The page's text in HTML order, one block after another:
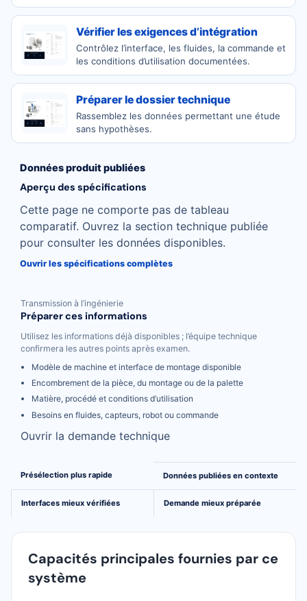
Vérifier les exigences d’intégration
Contrôlez l’interface, les fluides, la commande et
les conditions d’utilisation documentées.
Préparer le dossier technique
Rassemblez les données permettant une étude
sans hypothèses.
Données produit publiées
Aperçu des spécifications
Cette page ne comporte pas de tableau
comparatif. Ouvrez la section technique publiée
pour consulter les données disponibles.
Ouvrir les spécifications complètes
Transmission à l’ingénierie
Préparer ces informations
Utilisez les informations déjà disponibles ; l’équipe technique
confirmera les autres points après examen.
Modèle de machine et interface de montage disponible
Encombrement de la pièce, du montage ou de la palette
Matière, procédé et conditions d’utilisation
Besoins en fluides, capteurs, robot ou commande
Ouvrir la demande technique
Un parcours plus clair de la comparaison à l’ingénierie
Présélection plus rapide Données publiées en contexte
Interfaces mieux vérifiées Demande mieux préparée
Capacités principales fournies par ce
système